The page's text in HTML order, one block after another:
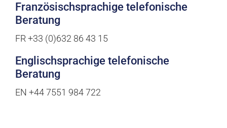
Französischsprachige telefonische
Beratung
FR +33 (0)632 86 43 15
Englischsprachige telefonische
Beratung
EN +44 7551 984 722